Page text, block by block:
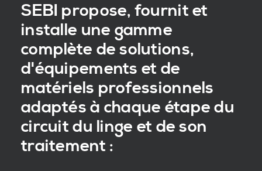
SEBI propose, fournit et
installe une gamme
complète de solutions,
d'équipements et de
matériels professionnels
adaptés à chaque étape du
circuit du linge et de son
traitement :